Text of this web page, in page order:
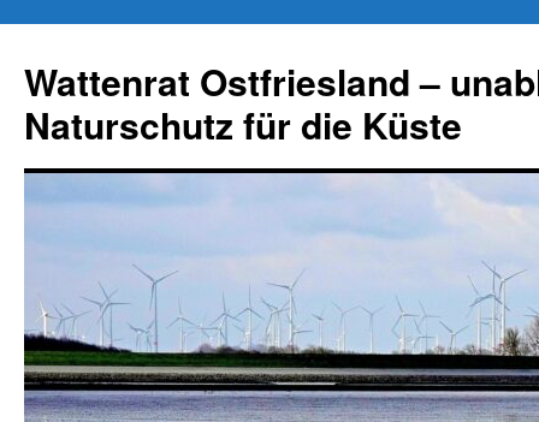
springen
Wattenrat Ostfriesland –
Naturschutz für die Küste